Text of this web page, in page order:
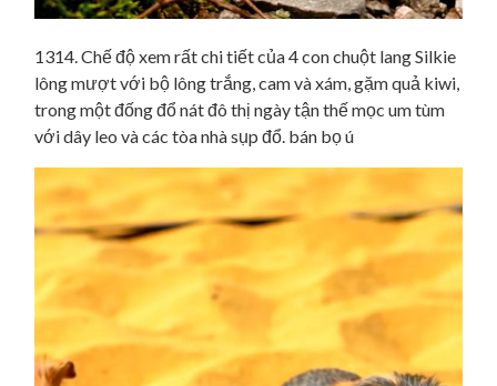
1314. Chế độ xem rất chi tiết của 4 con chuột lang Silkie
lông mượt với bộ lông trắng, cam và xám, gặm quả kiwi,
trong một đống đổ nát đô thị ngày tận thế mọc um tùm
với dây leo và các tòa nhà sụp đổ. bán bọ ú